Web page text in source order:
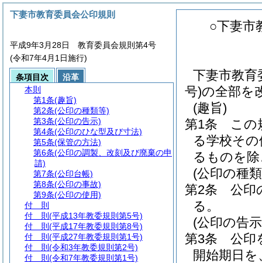
○下妻市
下妻市教育
号)の全部を
(趣旨)
第1条
この
る学校そ
るものを
(公印の種
第2条
公印
る。
(公印の告
第3条
公印
開始期日
下妻市教育委員会公印規則
平成9年3月28日 教育委員会規則第4号
(令和7年4月1日施行)
条項目次
沿革
本則
第1条(趣旨)
第2条(公印の種類等)
第3条(公印の告示)
第4条(公印のひな型及び寸法)
第5条(保管の方法)
第6条(公印の調製、改刻及び廃棄の申
請)
第7条(公印台帳)
第8条(公印の事故)
第9条(公印の使用)
付 則
付 則 (平成13年教委規則第5号)
付 則 (平成17年教委規則第8号)
付 則 (平成27年教委規則第1号)
付 則 (令和3年教委規則第2号)
付 則 (令和7年教委規則第1号)